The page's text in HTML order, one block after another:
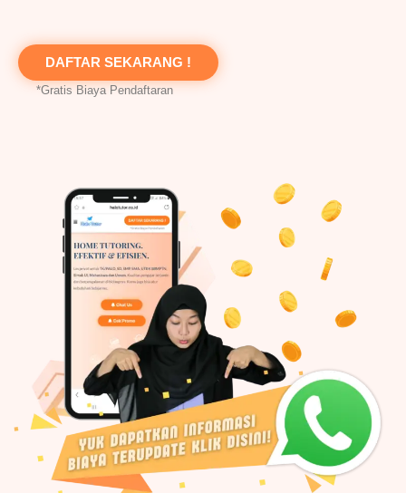
DAFTAR SEKARANG !
*Gratis Biaya Pendaftaran